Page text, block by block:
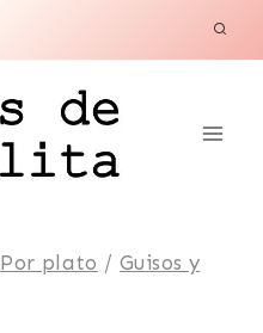
Por plato / Guisos y